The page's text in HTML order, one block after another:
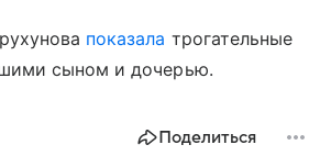
показала трогательные
сыном и дочерью.
Поделиться